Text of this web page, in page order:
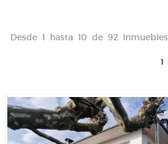
Desde 1 hasta 10 de 92 Inmuebles
1